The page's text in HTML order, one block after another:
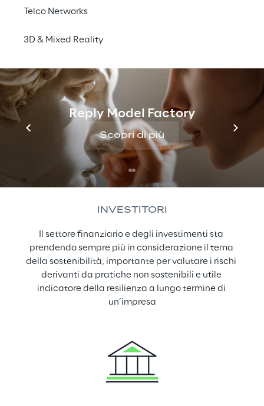
Telco Networks
3D & Mixed Reality
Reply Model Factory
Scopri di più
Il grande risveglio ecologico dei consumatori è
consumatori che si aspetta alternative di prodotti
eco-friendly, organici e sostenibili
INVESTITORI
Il settore finanziario e degli investimenti sta
prendendo sempre più in considerazione il tema
della sostenibilità, importante per valutare i rischi
derivanti da pratiche non sostenibili e utile
indicatore della resilienza a lungo termine di
un’impresa